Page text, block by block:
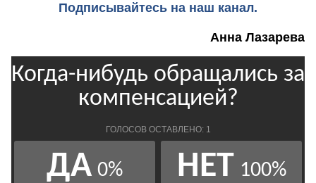
Подписывайтесь на наш канал.
Анна Лазарева